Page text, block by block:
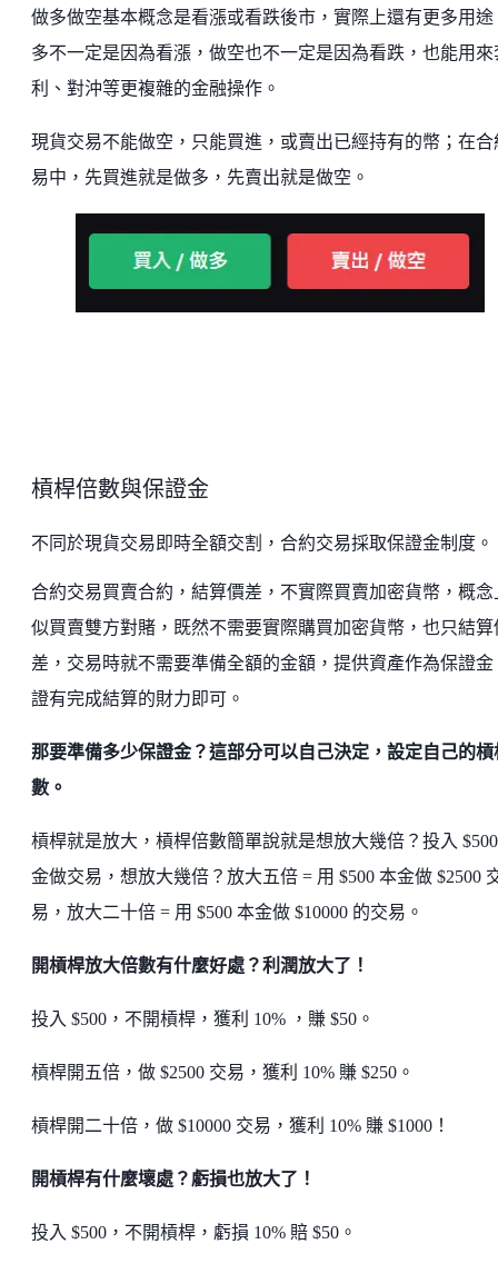
做多做空基本概念是看漲或看跌後市，實際上還有更多用途
多不一定是因為看漲，做空也不一定是因為看跌，也能用來
利、對沖等更複雜的金融操作。
現貨交易不能做空，只能買進，或賣出已經持有的幣；在合
易中，先買進就是做多，先賣出就是做空。
槓桿倍數與保證金
不同於現貨交易即時全額交割，合約交易採取保證金制度。
合約交易買賣合約，結算價差，不實際買賣加密貨幣，概念
似買賣雙方對賭，既然不需要實際購買加密貨幣，也只結算
差，交易時就不需要準備全額的金額，提供資產作為保證金
證有完成結算的財力即可。
那要準備多少保證金？這部分可以自己決定，設定自己的槓
數。
槓桿就是放大，槓桿倍數簡單說就是想放大幾倍？投入
金做交易，想放大幾倍？放大五倍 = 用 $500 本金做 $2500
易，放大二十倍 = 用 $500 本金做 $10000 的交易。
開槓桿放大倍數有什麼好處？利潤放大了！
投入 $500，不開槓桿，獲利 10% ，賺 $50。
槓桿開五倍，做 $2500 交易，獲利 10% 賺 $250。
槓桿開二十倍，做 $10000 交易，獲利 10% 賺 $1000！
開槓桿有什麼壞處？虧損也放大了！
投入 $500，不開槓桿，虧損 10% 賠 $50。